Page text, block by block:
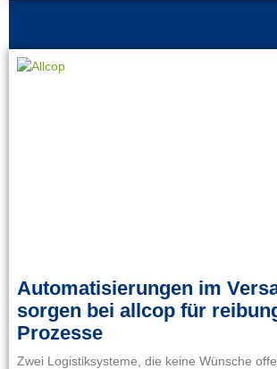
Automatisierungen im
sorgen bei allcop für
Prozesse
Zwei Logistiksysteme, die keine Wünsche